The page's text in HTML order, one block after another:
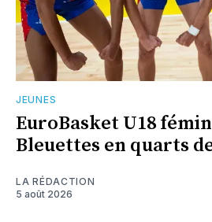
JEUNES
EuroBasket U18
Bleuettes en quarts
LA RÉDACTION
5 août 2026